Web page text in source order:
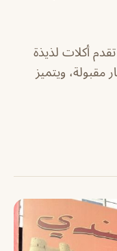
أكلات لذيذة
مقبولة، ويتميز